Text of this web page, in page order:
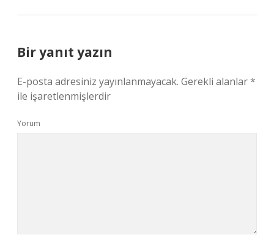
Bir yanıt yazın
E-posta adresiniz yayınlanmayacak. Gerekli alanlar*
ile işaretlenmişlerdir
Yorum